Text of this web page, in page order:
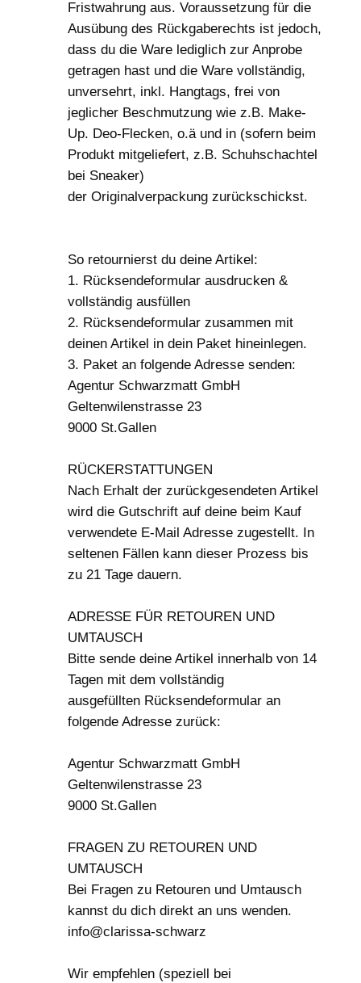
Fristwahrung aus. Voraussetzung für die
Ausübung des Rückgaberechts ist jedoch,
dass du die Ware lediglich zur Anprobe
getragen hast und die Ware vollständig,
unversehrt, inkl. Hangtags, frei von
jeglicher Beschmutzung wie z.B. Make-
Up. Deo-Flecken, o.ä und in (sofern beim
Produkt mitgeliefert, z.B. Schuhschachtel
bei Sneaker)
der Originalverpackung zurückschickst.
So retournierst du deine Artikel:
1. Rücksendeformular ausdrucken &
vollständig ausfüllen
2. Rücksendeformular zusammen mit
deinen Artikel in dein Paket hineinlegen.
3. Paket an folgende Adresse senden:
Agentur Schwarzmatt GmbH
Geltenwilenstrasse 23
9000 St.Gallen
RÜCKERSTATTUNGEN
Nach Erhalt der zurückgesendeten Artikel
wird die Gutschrift auf deine beim Kauf
verwendete E-Mail Adresse zugestellt. In
seltenen Fällen kann dieser Prozess bis
zu 21 Tage dauern.
ADRESSE FÜR RETOUREN UND
UMTAUSCH
Bitte sende deine Artikel innerhalb von 14
Tagen mit dem vollständig
ausgefüllten Rücksendeformular an
folgende Adresse zurück:
Agentur Schwarzmatt GmbH
Geltenwilenstrasse 23
9000 St.Gallen
FRAGEN ZU RETOUREN UND
UMTAUSCH
Bei Fragen zu Retouren und Umtausch
kannst du dich direkt an uns wenden.
info@clarissa-schwarz
Wir empfehlen (speziell bei